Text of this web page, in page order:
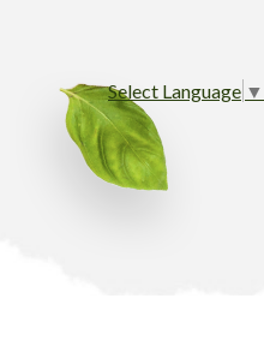
Select Language ▼